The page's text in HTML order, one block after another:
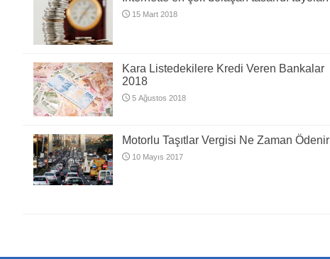
15 Mart 2018
Kara Listedekilere Kredi Veren Bankalar
2018
5 Ağustos 2018
Motorlu Taşıtlar Vergisi Ne Zaman Ödenir
10 Mayıs 2017